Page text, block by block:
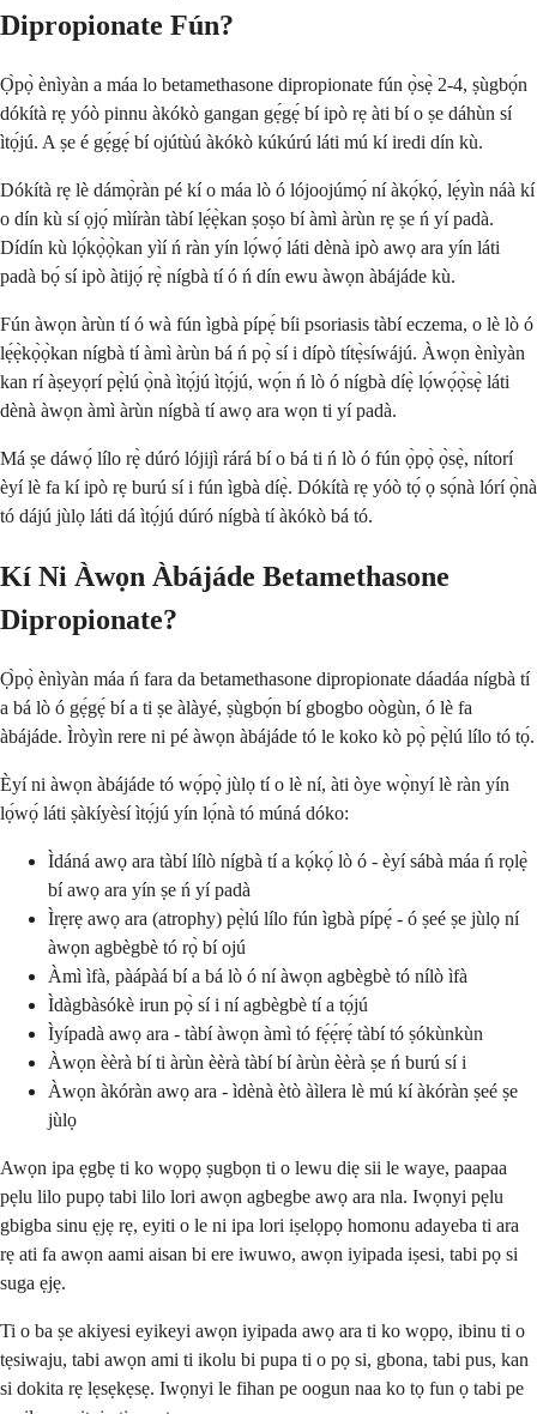
Dipropionate Fún?
Ọ̀pọ̀ ènìyàn a máa lo betamethasone dipropionate fún ọ̀sẹ̀ 2-4, ṣùgbọ́n
dókítà rẹ yóò pinnu àkókò gangan gẹ́gẹ́ bí ipò rẹ àti bí o ṣe dáhùn sí
ìtọ́jú. A ṣe é gẹ́gẹ́ bí ojútùú àkókò kúkúrú láti mú kí iredi dín kù.
Dókítà rẹ lè dámọ̀ràn pé kí o máa lò ó lójoojúmọ́ ní àkọ́kọ́, lẹ́yìn náà kí
o dín kù sí ọjọ́ mìíràn tàbí lẹ́ẹ̀kan ṣoṣo bí àmì àrùn rẹ ṣe ń yí padà.
Dídín kù lọ́kọ̀ọ̀kan yìí ń ràn yín lọ́wọ́ láti dènà ipò awọ ara yín láti
padà bọ́ sí ipò àtijọ́ rẹ̀ nígbà tí ó ń dín ewu àwọn àbájáde kù.
Fún àwọn àrùn tí ó wà fún ìgbà pípẹ́ bíi psoriasis tàbí eczema, o lè lò ó
lẹ́ẹ̀kọ̀ọ̀kan nígbà tí àmì àrùn bá ń pọ̀ sí i dípò títẹ̀síwájú. Àwọn ènìyàn
kan rí àṣeyọrí pẹ̀lú ọ̀nà ìtọ́jú ìtọ́jú, wọ́n ń lò ó nígbà díẹ̀ lọ́wọ́ọ̀sẹ̀ láti
dènà àwọn àmì àrùn nígbà tí awọ ara wọn ti yí padà.
Má ṣe dáwọ́ lílo rẹ̀ dúró lójijì rárá bí o bá ti ń lò ó fún ọ̀pọ̀ ọ̀sẹ̀, nítorí
èyí lè fa kí ipò rẹ burú sí i fún ìgbà díẹ̀. Dókítà rẹ yóò tọ́ ọ sọ́nà lórí ọ̀nà
tó dájú jùlọ láti dá ìtọ́jú dúró nígbà tí àkókò bá tó.
Kí Ni Àwọn Àbájáde Betamethasone
Dipropionate?
Ọ̀pọ̀ ènìyàn máa ń fara da betamethasone dipropionate dáadáa nígbà tí
a bá lò ó gẹ́gẹ́ bí a ti ṣe àlàyé, ṣùgbọ́n bí gbogbo oògùn, ó lè fa
àbájáde. Ìròyìn rere ni pé àwọn àbájáde tó le koko kò pọ̀ pẹ̀lú lílo tó tọ́.
Èyí ni àwọn àbájáde tó wọ́pọ̀ jùlọ tí o lè ní, àti òye wọ̀nyí lè ràn yín
lọ́wọ́ láti ṣàkíyèsí ìtọ́jú yín lọ́nà tó múná dóko:
Ìdáná awọ ara tàbí lílò nígbà tí a kọ́kọ́ lò ó - èyí sábà máa ń rọlẹ̀
bí awọ ara yín ṣe ń yí padà
Ìrẹrẹ awọ ara (atrophy) pẹ̀lú lílo fún ìgbà pípẹ́ - ó ṣeé ṣe jùlọ ní
àwọn agbègbè tó rọ̀ bí ojú
Àmì ìfà, pàápàá bí a bá lò ó ní àwọn agbègbè tó nílò ìfà
Ìdàgbàsókè irun pọ̀ sí i ní agbègbè tí a tọ́jú
Ìyípadà awọ ara - tàbí àwọn àmì tó fẹ́ẹ́rẹ́ tàbí tó ṣókùnkùn
Àwọn èèrà bí ti àrùn èèrà tàbí bí àrùn èèrà ṣe ń burú sí i
Àwọn àkóràn awọ ara - ìdènà ètò àìlera lè mú kí àkóràn ṣeé ṣe
jùlọ
Awọn ipa ẹgbẹ ti ko wọpọ ṣugbọn ti o lewu diẹ sii le waye, paapaa
pẹlu lilo pupọ tabi lilo lori awọn agbegbe awọ ara nla. Iwọnyi pẹlu
gbigba sinu ẹjẹ rẹ, eyiti o le ni ipa lori iṣelọpọ homonu adayeba ti ara
rẹ ati fa awọn aami aisan bi ere iwuwo, awọn iyipada iṣesi, tabi pọ si
suga ẹjẹ.
Ti o ba ṣe akiyesi eyikeyi awọn iyipada awọ ara ti ko wọpọ, ibinu ti o
tẹsiwaju, tabi awọn ami ti ikolu bi pupa ti o pọ si, gbona, tabi pus, kan
si dokita rẹ lẹsẹkẹsẹ. Iwọnyi le fihan pe oogun naa ko tọ fun ọ tabi pe